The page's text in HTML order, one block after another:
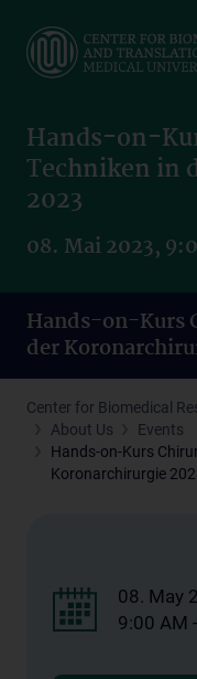
main
Hands-on-
Techniken in
2023
08. Mai 2023,
Hands-on-Kurs
der
Center for Biomedical
About Us
Events
Hands-on-Kurs
Koronarchirurgie
08. May
9:00 AM